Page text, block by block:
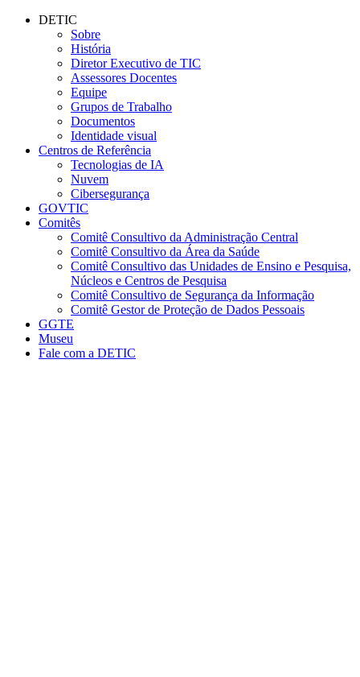
Conteúdo principal
DETIC
Sobre
História
Diretor Executivo de TIC
Assessores Docentes
Equipe
Grupos de Trabalho
Documentos
Identidade visual
Centros de Referência
Tecnologias de IA
Nuvem
Cibersegurança
GOVTIC
Comitês
Comitê Consultivo da Administração Central
Comitê Consultivo da Área da Saúde
Comitê Consultivo das Unidades de Ensino e Pesquisa,
Núcleos e Centros de Pesquisa
Comitê Consultivo de Segurança da Informação
Comitê Gestor de Proteção de Dados Pessoais
GGTE
Museu
Fale com a DETIC